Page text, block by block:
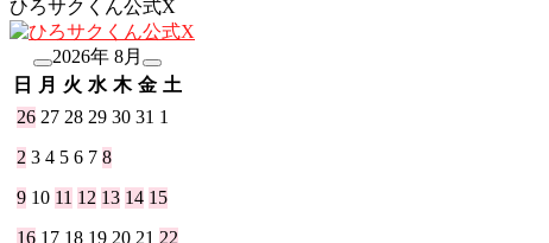
ひろサクくん公式X
2026年 8月
日
月 火 水 木 金 土
26 27 28 29 30 31 1
2 3 4 5 6 7 8
9 10 11 12 13 14 15
16 17 18 19 20 21 22